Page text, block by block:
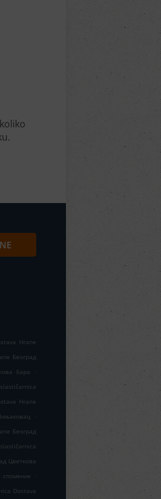
Hrane
Београд
бара
.
Hrane
.
Београд
Цветкова
.
Dostava